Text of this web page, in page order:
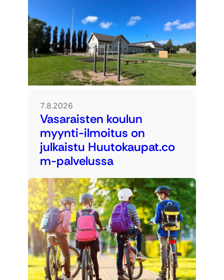
7.8.2026
Vasaraisten koulun
myynti-ilmoitus on
julkaistu Huutokaupat.co
m-palvelussa